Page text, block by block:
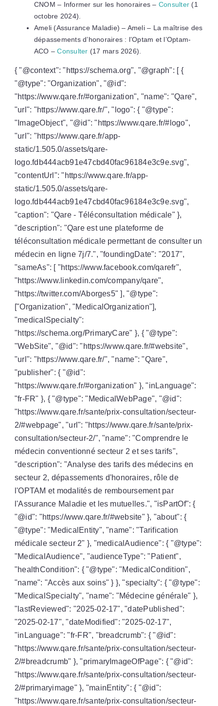
CNOM – Informer sur les honoraires – Consulter (1
octobre 2024).
Ameli (Assurance Maladie) – Ameli – La maîtrise des
dépassements d’honoraires : l’Optam et l’Optam-
ACO –Consulter (17 mars 2026).
{ "@context": "https://schema.org", "@graph": [ {
"@type": "Organization", "@id":
"https://www.qare.fr/#organization", "name": "Qare",
"url": "https://www.qare.fr/", "logo": { "@type":
"ImageObject", "@id": "https://www.qare.fr/#logo",
"url": "https://www.qare.fr/app-
static/1.505.0/assets/qare-
logo.fdb444acb91e47cbd40fac96184e3c9e.svg",
"contentUrl": "https://www.qare.fr/app-
static/1.505.0/assets/qare-
logo.fdb444acb91e47cbd40fac96184e3c9e.svg",
"caption": "Qare - Téléconsultation médicale" },
"description": "Qare est une plateforme de
téléconsultation médicale permettant de consulter un
médecin en ligne 7j/7.", "foundingDate": "2017",
"sameAs": [ "https://www.facebook.com/qarefr",
"https://www.linkedin.com/company/qare",
"https://twitter.com/Aborges5" ], "@type":
["Organization", "MedicalOrganization"],
"medicalSpecialty":
"https://schema.org/PrimaryCare" }, { "@type":
"WebSite", "@id": "https://www.qare.fr/#website",
"url": "https://www.qare.fr/", "name": "Qare",
"publisher": { "@id":
"https://www.qare.fr/#organization" }, "inLanguage":
"fr-FR" }, { "@type": "MedicalWebPage", "@id":
"https://www.qare.fr/sante/prix-consultation/secteur-
2/#webpage", "url": "https://www.qare.fr/sante/prix-
consultation/secteur-2/", "name": "Comprendre le
médecin conventionné secteur 2 et ses tarifs",
"description": "Analyse des tarifs des médecins en
secteur 2, dépassements d'honoraires, rôle de
l'OPTAM et modalités de remboursement par
l'Assurance Maladie et les mutuelles.", "isPartOf": {
"@id": "https://www.qare.fr/#website" }, "about": {
"@type": "MedicalEntity", "name": "Tarification
médicale secteur 2" }, "medicalAudience": { "@type":
"MedicalAudience", "audienceType": "Patient",
"healthCondition": { "@type": "MedicalCondition",
"name": "Accès aux soins" } }, "specialty": { "@type":
"MedicalSpecialty", "name": "Médecine générale" },
"lastReviewed": "2025-02-17", "datePublished":
"2025-02-17", "dateModified": "2025-02-17",
"inLanguage": "fr-FR", "breadcrumb": { "@id":
"https://www.qare.fr/sante/prix-consultation/secteur-
2/#breadcrumb" }, "primaryImageOfPage": { "@id":
"https://www.qare.fr/sante/prix-consultation/secteur-
2/#primaryimage" }, "mainEntity": { "@id":
"https://www.qare.fr/sante/prix-consultation/secteur-